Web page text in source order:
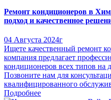
Ремонт кондиционеров в
подход и качественное
04 Августа 2024г
Ищете качественный ремонт
компания предлагает
кондиционеров всех типов на
Позвоните нам для
квалифицированного
Подробнее